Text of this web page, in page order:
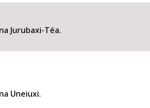
Jurubaxi-Téa.
Uneiuxi.